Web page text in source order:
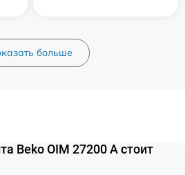
больше
Beko OIM 27200 A стоит